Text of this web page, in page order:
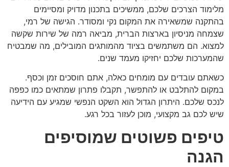
מלימוד הצרכים שלכם, ממשיכים בתכנון מדויק ומסיימים
בהתקנה שמשאירה את המקום נקי ומסודר. הגישה של רמי,
שצמחה מניסיון בארצות הברית, מביאה רמה של שירות שקשה
למצוא. הם משתמשים בציוד מהמותגים המובילים, מה שמבטיח
שהמערכות שלכם יחזיקו מעמד שנים.
כשאתם עובדים עם מומחים כאלה, אתם חוסכים זמן וכסף.
במקום להתלבט או להתפשר, תקבלו פתרון שמתאים כמו כפפה
לנכס שלכם. היתרון הגדול הוא השקט הנפשי שמגיע עם הידיעה
שיש לכם גב מקצועי, מוכן לעזור בכל רגע.
טיפים פשוטים שמוסיפים
הגנה